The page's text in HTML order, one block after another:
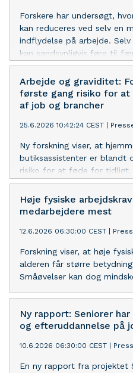
Forskere har undersøgt,
kan reduceres ved selv en
indflydelse på arbejde.
kan sandsynligvis føre til
studiet.
Arbejde og graviditet:
første gang risiko for
af job og brancher
25.6.2026 10:42:24 CEST
Ny forskning viser, at
butiksassistenter er blandt
risiko for at føde for tidligt.
grupper, hvor forskerne
forebyggelse.
Høje fysiske
medarbejdere mest
12.6.2026 06:30:00 CEST
Forskning viser, at høje
alderen får større
Småøvelser kan dog
Ny rapport: Seniorer
og efteruddannelse på
10.6.2026 06:30:00 CEST
En ny rapport fra projektet